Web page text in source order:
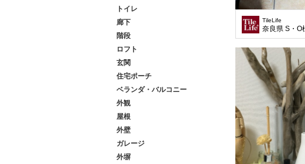
トイレ
廊下
階段
ロフト
玄関
住宅ポーチ
ベランダ・バルコニー
外観
屋根
外壁
ガレージ
外塀
TileLife
奈良県 S・O